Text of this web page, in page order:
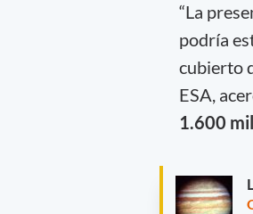
“La
podría
cubierto
ESA,
1.600